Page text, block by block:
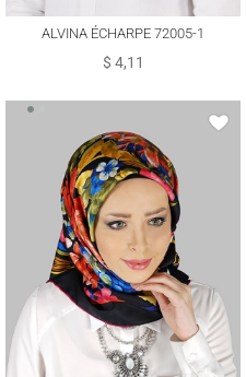
ALVINA ÉCHARPE 72005-1
$ 4,11